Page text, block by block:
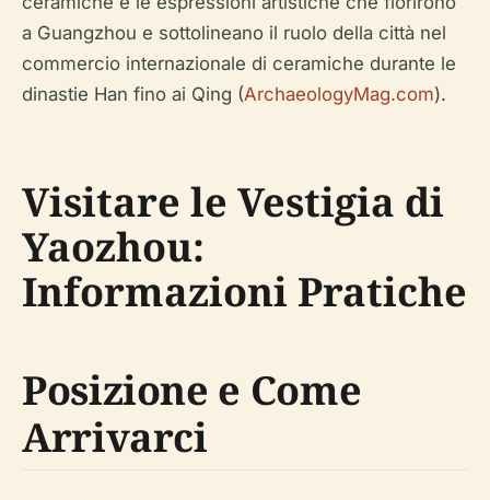
a Guangzhou e sottolineano il ruolo della città nel
commercio internazionale di ceramiche durante le
dinastie Han fino ai Qing (ArchaeologyMag.com).
Visitare le Vestigia di
Yaozhou:
Informazioni Pratiche
Posizione e Come
Arrivarci